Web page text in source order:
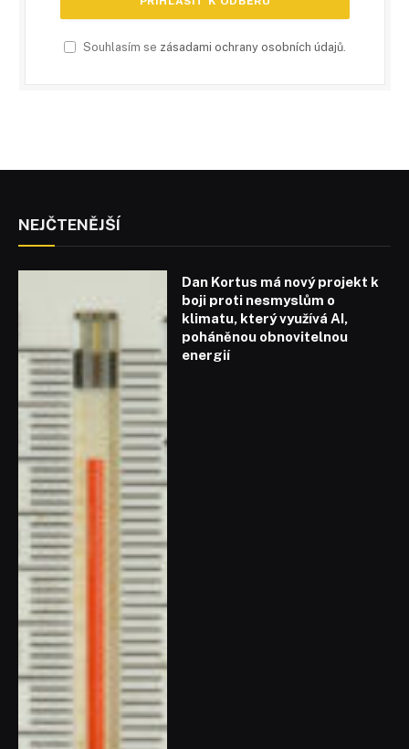
Souhlasím se zásadami ochrany osobních údajů
NEJČTENĚJŠÍ
Dan Kortus má nový projekt k
boji proti nesmyslům o
klimatu, který využívá AI,
poháněnou obnovitelnou
energií